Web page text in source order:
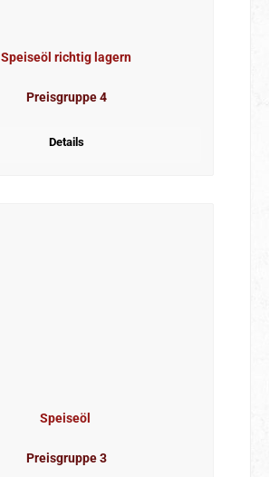
Speiseöl richtig lagern
Preisgruppe 4
Details
Speiseöl
Preisgruppe 3